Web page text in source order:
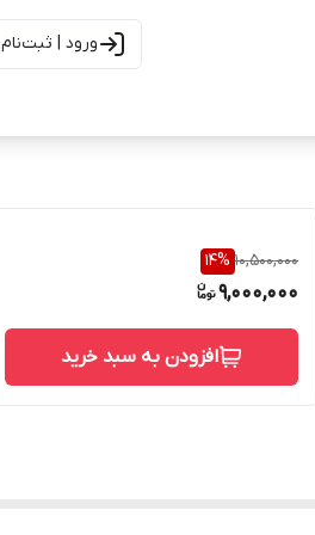
ورود | ثبت‌نام
10,500,000
14%
9,000,000
افزودن به سبد خرید